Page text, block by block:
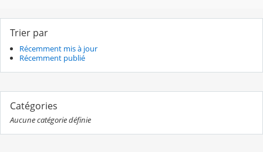
Trier par
Récemment mis à jour
Récemment publié
Catégories
Aucune catégorie définie